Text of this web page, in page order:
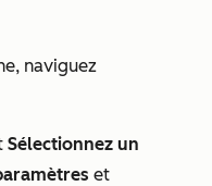
naviguez
Sélectionnez un
et